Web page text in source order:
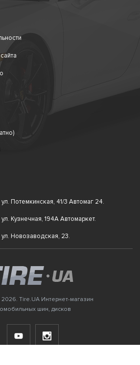
Потемкинская, 41/3 Автомаг 24.
Кузнечная, 194А Автомаркет.
Новозаводская, 23.
Tire.UA Интернет-магазин
шин, дисков